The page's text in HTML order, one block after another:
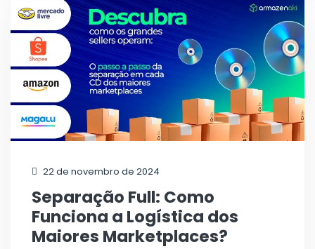
22 de novembro de 2024
Separação Full: Como
Funciona a Logística dos
Maiores Marketplaces?